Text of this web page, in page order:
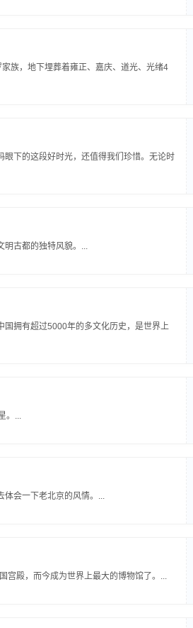
族，地下埋葬着雍正、嘉庆、道光、光绪4
下的这段好时光，还值得我们珍惜。无论时
明古都的独特风貌。...
国拥有超过5000年的多文化历史，是世界上
。...
会一下老北京的风情。...
宫殿，而今成为世界上最大的博物馆了。...